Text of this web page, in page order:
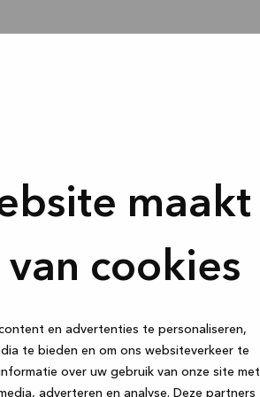
maakt
cookies
en advertenties te personaliseren,
te bieden en om ons websiteverkeer te
over uw gebruik van onze site met
adverteren en analyse. Deze partners